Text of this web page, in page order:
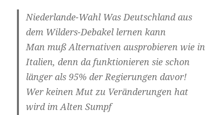
Niederlande-Wahl Was Deutschland aus
dem Wilders-Debakel lernen kann
Man muß Alternativen ausprobieren wie in
Italien, denn da funktionieren sie schon
länger als 95% der Regierungen davor!
Wer keinen Mut zu Veränderungen hat
wird im Alten Sumpf